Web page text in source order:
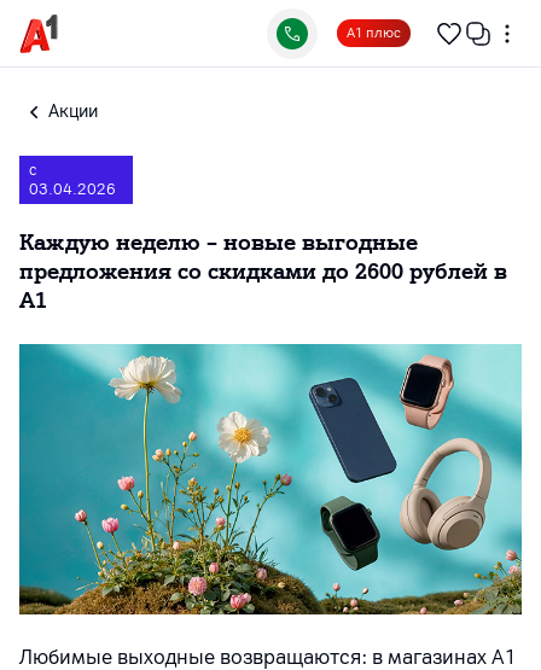
А1 плюс
Акции
с
03.04.2026
Каждую неделю – новые выгодные
предложения со скидками до 2600 рублей в
А1
Любимые выходные возвращаются: в магазинах А1